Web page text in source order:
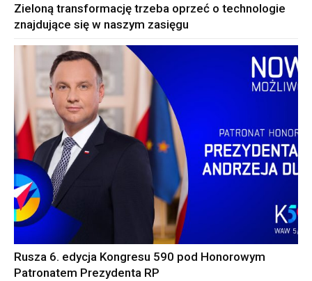
Zieloną transformację trzeba oprzeć o technologie
znajdujące się w naszym zasięgu
Rusza 6. edycja Kongresu 590 pod Honorowym
Patronatem Prezydenta RP